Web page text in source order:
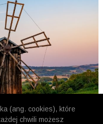
(ang. cookies), które
chwili możesz